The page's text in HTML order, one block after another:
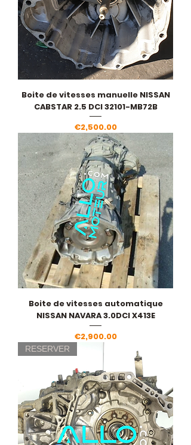
Boite de vitesses manuelle NISSAN
CABSTAR 2.5 DCI 32101-MB72B
Price
€2,500.00
Boite de vitesses automatique
NISSAN NAVARA 3.0DCI X413E
Price
€2,900.00
RESERVER